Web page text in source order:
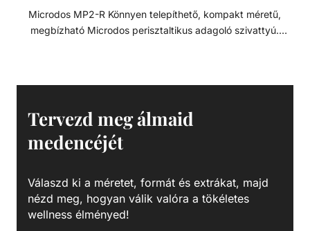
Microdos MP2-R Könnyen telepíthető, kompakt méretű,
megbízható Microdos perisztaltikus adagoló szivattyú.
Tartozékok: - Injektor szelep - Lábszelep - 2m PVC 4x6
szívó oldali vegyszercső - 2m PE 4x6 nyomó oldali
Tervezd meg álmaid
medencéjét
Válaszd ki a méretet, formát és extrákat, majd
nézd meg, hogyan válik valóra a tökéletes
wellness élményed!